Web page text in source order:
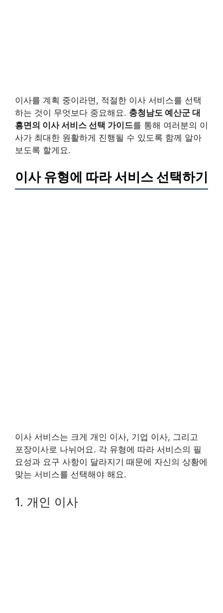
이사를 계획 중이라면, 적절한 이사 서비스를 선택
하는 것이 무엇보다 중요해요. 충청남도 예산군 대
흥면의 이사 서비스 선택 가이드를 통해 여러분의 이
사가 최대한 원활하게 진행될 수 있도록 함께 알아
보도록 할게요.
이사 유형에 따라 서비스 선택하기
이사 서비스는 크게 개인 이사, 기업 이사, 그리고
포장이사로 나뉘어요. 각 유형에 따라 서비스의 필
요성과 요구 사항이 달라지기 때문에 자신의 상황에
맞는 서비스를 선택해야 해요.
1. 개인 이사